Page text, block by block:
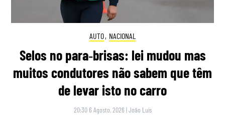
AUTO, NACIONAL
Selos no para‑brisas: lei mudou mas
muitos condutores não sabem que têm
de levar isto no carro
20:30 6 Agosto, 2026 |João Luís